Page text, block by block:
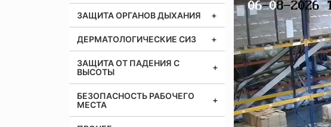
ЗАЩИТА ОРГАНОВ ДЫХАНИЯ
ДЕРМАТОЛОГИЧЕСКИЕ СИЗ
ЗАЩИТА ОТ ПАДЕНИЯ С
ВЫСОТЫ
БЕЗОПАСНОСТЬ РАБОЧЕГО
МЕСТА